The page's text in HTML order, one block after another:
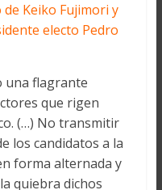
Keiko Fujimori y
electo Pedro
una flagrante
que rigen
(…) No transmitir
los candidatos a la
forma alternada y
quiebra dichos